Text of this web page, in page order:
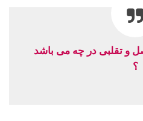
و تقلبی در چه می باشد
؟